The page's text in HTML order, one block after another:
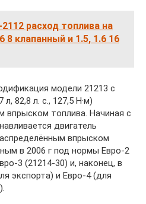
расход топлива на
8 клапанный и 1.5, 1.6 16
модели 21213 с
82,8 л. с., 127,5 Н·м)
топлива. Начиная с
двигатель
впрыском
в 2006 г под нормы Евро-2
3 (21214-30) и, наконец, в
экспорта) и Евро-4 (для